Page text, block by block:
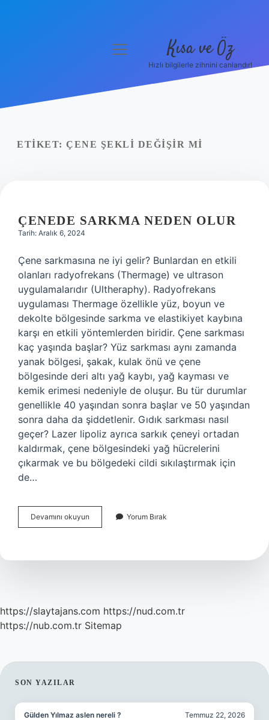
Yasal Uyarı
menüyü
Kısa ve Öz
Hızlı bilgilerle zihnini canlandır!
ETIKET: ÇENE ŞEKLI DEĞIŞIR MI
ÇENEDE SARKMA NEDEN OLUR
Tarih: Aralık 6, 2024
Çene sarkmasına ne iyi gelir? Bunlardan en etkili
olanları radyofrekans (Thermage) ve ultrason
uygulamalarıdır (Ultheraphy). Radyofrekans
uygulaması Thermage özellikle yüz, boyun ve
dekolte bölgesinde sarkma ve elastikiyet kaybına
karşı en etkili yöntemlerden biridir. Çene sarkması
kaç yaşında başlar? Yüz sarkması aynı zamanda
yanak bölgesi, şakak, kulak önü ve çene
bölgesinde deri altı yağ kaybı, yağ kayması ve
kemik erimesi nedeniyle de oluşur. Bu tür durumlar
genellikle 40 yaşından sonra başlar ve 50 yaşından
sonra daha da şiddetlenir. Gıdık sarkması nasıl
geçer? Lazer lipoliz ayrıca sarkık çeneyi ortadan
kaldırmak, çene bölgesindeki yağ hücrelerini
çıkarmak ve bu bölgedeki cildi sıkılaştırmak için
de…
Devamını okuyun
Sarkma
Yorum Bırak
https://slaytajans.com https://nud.com.tr
https://nub.com.tr Sitemap
SIDEBAR
SON YAZILAR
Gülden Yılmaz aslen nereli ? Temmuz 22, 2026